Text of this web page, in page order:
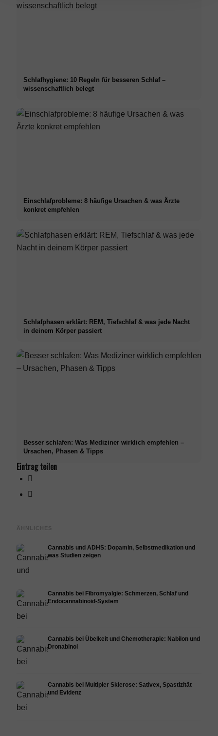
Schlafhygiene: 10 Regeln für besseren Schlaf –
wissenschaftlich belegt
Einschlafprobleme: 8 häufige Ursachen & was Ärzte
konkret empfehlen
Schlafphasen erklärt: REM, Tiefschlaf & was jede Nacht
in deinem Körper passiert
Besser schlafen: Was Mediziner wirklich empfehlen –
Ursachen, Phasen & Tipps
Eintrag teilen
ÄHNLICHES
Cannabis und ADHS: Dopamin, Selbstmedikation und
was Studien zeigen
Cannabis bei Fibromyalgie: Schmerzen, Schlaf und
Endocannabinoid-System
Cannabis bei Übelkeit und Chemotherapie: Nabilon und
Dronabinol
Cannabis bei Multipler Sklerose: Sativex, Spastizität
und Evidenz